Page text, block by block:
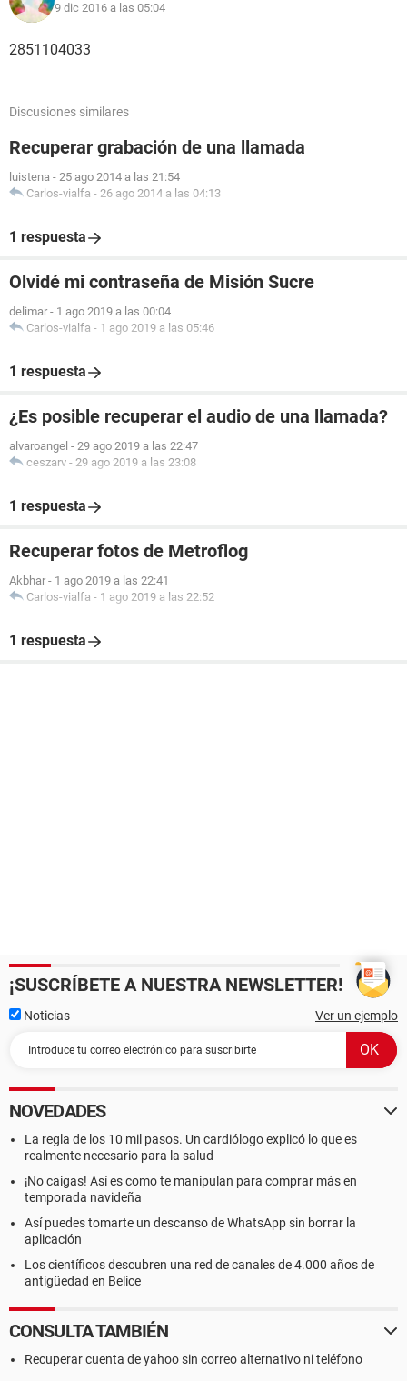
9 dic 2016 a las 05:04
2851104033
Discusiones similares
Recuperar grabación de una llamada
luistena - 25 ago 2014 a las 21:54
Carlos-vialfa - 26 ago 2014 a las 04:13
1 respuesta
Olvidé mi contraseña de Misión Sucre
delimar - 1 ago 2019 a las 00:04
Carlos-vialfa - 1 ago 2019 a las 05:46
1 respuesta
¿Es posible recuperar el audio de una llamada?
alvaroangel - 29 ago 2019 a las 22:47
ceszarv - 29 ago 2019 a las 23:08
1 respuesta
Recuperar fotos de Metroflog
Akbhar - 1 ago 2019 a las 22:41
Carlos-vialfa - 1 ago 2019 a las 22:52
1 respuesta
¡SUSCRÍBETE A NUESTRA NEWSLETTER!
Noticias Ver un ejemplo
NOVEDADES
La regla de los 10 mil pasos. Un cardiólogo explicó lo que es
realmente necesario para la salud
¡No caigas! Así es como te manipulan para comprar más en
temporada navideña
Así puedes tomarte un descanso de WhatsApp sin borrar la
aplicación
Los científicos descubren una red de canales de 4.000 años de
antigüedad en Belice
CONSULTA TAMBIÉN
Recuperar cuenta de yahoo sin correo alternativo ni teléfono